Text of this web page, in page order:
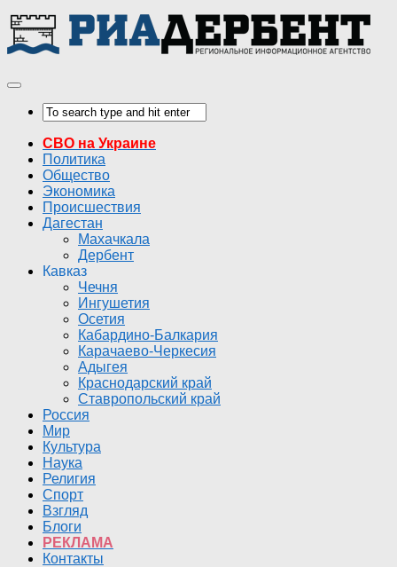
СВО на Украине
Политика
Общество
Экономика
Происшествия
Дагестан
Махачкала
Дербент
Кавказ
Чечня
Ингушетия
Осетия
Кабардино-Балкария
Карачаево-Черкесия
Адыгея
Краснодарский край
Ставропольский край
Россия
Мир
Культура
Наука
Религия
Спорт
Взгляд
Блоги
РЕКЛАМА
Контакты